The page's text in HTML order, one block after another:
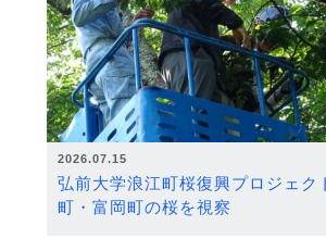
2026.07.15
弘前大学浪江町桜復興プロジェ
町・富岡町の桜を視察